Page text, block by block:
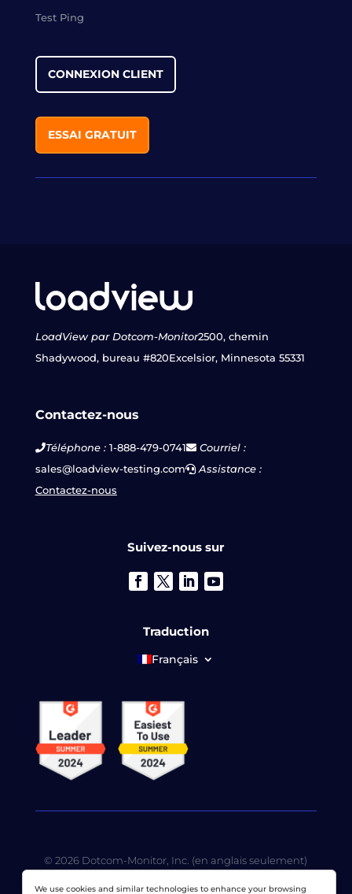
Test Ping
CONNEXION CLIENT
ESSAI GRATUIT
LoadView par Dotcom-Monitor2500, chemin
Shadywood, bureau #820Excelsior, Minnesota 55331
Contactez-nous
Téléphone :1-888-479-0741
Courriel :
sales@loadview-testing.com
Assistance :
Contactez-nous
Suivez-nous sur
Traduction
Français
© 2026 Dotcom-Monitor, Inc. (en anglais seulement)
propriété exclusive de Dotcom-Monitor, Inc.
We use cookies and similar technologies to enhance your browsing